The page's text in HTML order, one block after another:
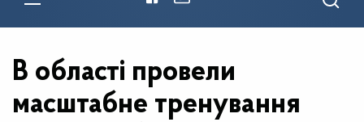
В області провели
масштабне тренування